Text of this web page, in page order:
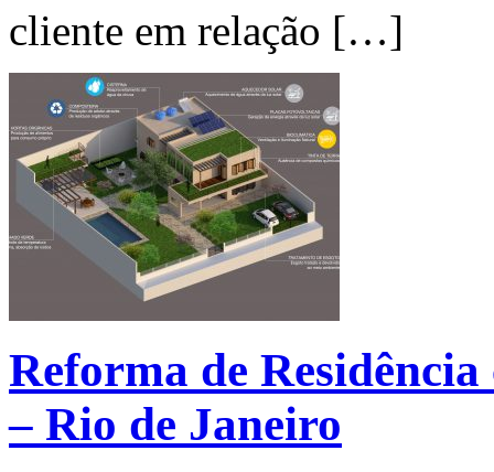
cliente em relação […]
Reforma de Residência
– Rio de Janeiro